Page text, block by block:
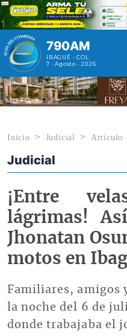
Pasar al contenido principal
790AM
IBAGUÉ - COL
7 · Agosto · 2026
Inicio Judicial Artículo
Econoticias y Eventos
Judicial
¡Entre
lágrimas!
Jhonatan
motos en
Familiares, amigos
la noche del 6 de
donde trabajaba el